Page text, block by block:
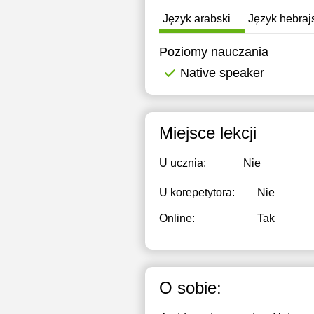
Język arabski Język
Poziomy nauczania
Native speaker
Miejsce lekcji
U ucznia: Nie
U korepetytora: Nie
Online: Tak
O sobie: